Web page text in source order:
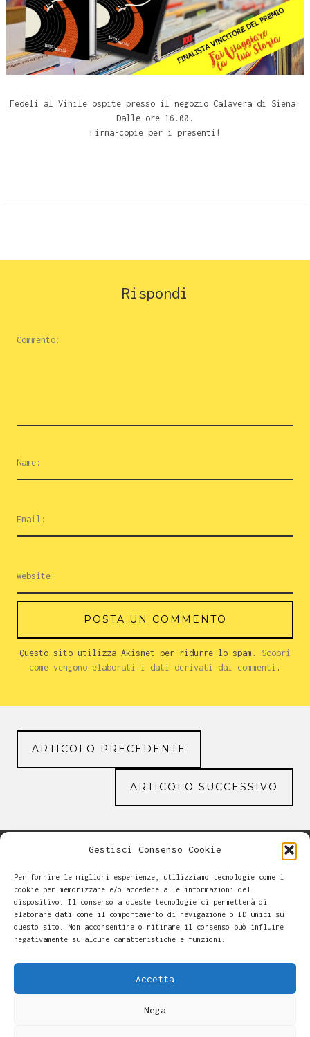
Gestisci Consenso Cookie
Per fornire le migliori esperienze, utilizziamo tecnologie come i
cookie per memorizzare e/o accedere alle informazioni del
dispositivo. Il consenso a queste tecnologie ci permetterà di
elaborare dati come il comportamento di navigazione o ID unici su
questo sito. Non acconsentire o ritirare il consenso può influire
negativamente su alcune caratteristiche e funzioni.
Accetta
Nega
Fedeli al Vinile ospite presso il negozio Calavera di Siena.
Dalle ore 16.00.
Firma-copie per i presenti!
Rispondi
Questo sito utilizza Akismet per ridurre lo spam. Scopri
come vengono elaborati i dati derivati dai commenti .
ARTICOLO PRECEDENTE
ARTICOLO SUCCESSIVO
Privacy Policy